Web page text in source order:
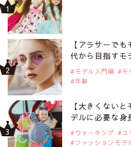
【アラサーで
代から目指すモ
モデル入門編 モ
年齢
【大きくない
デルに必要な身
ウォーキング
コ
ファッションモデ